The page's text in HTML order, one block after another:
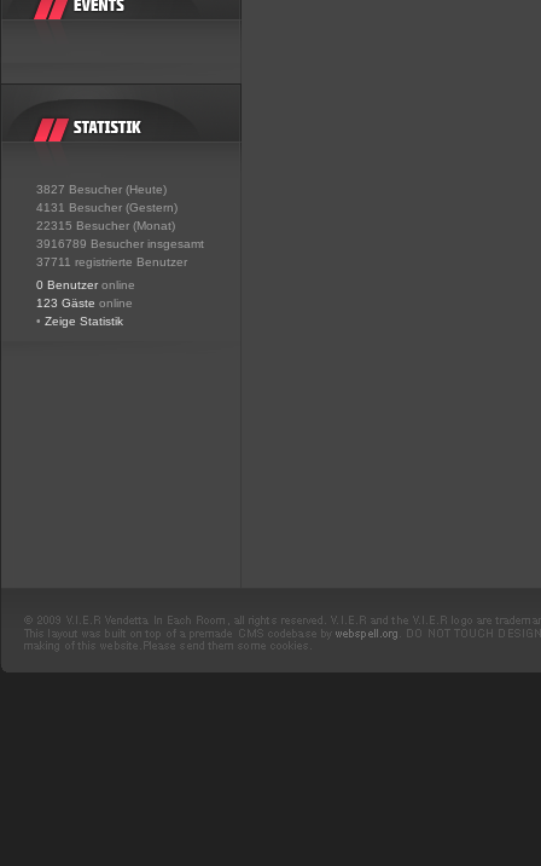
3827 Besucher (Heute)
4131 Besucher (Gestern)
22315 Besucher (Monat)
3916789 Besucher insgesamt
37711 registrierte Benutzer
0 Benutzer online
123 Gäste online
• Zeige Statistik